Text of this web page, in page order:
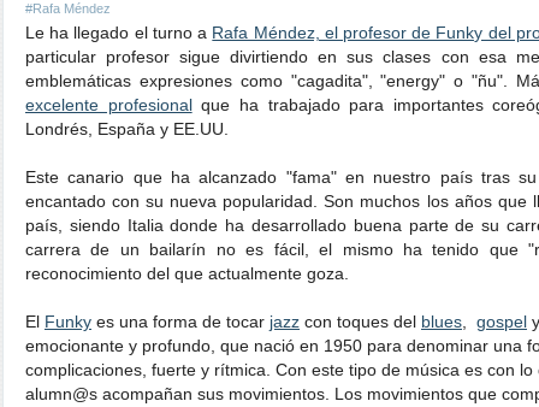
#Rafa Méndez
Le ha llegado el turno a Rafa Méndez, el profesor de Funky del
particular profesor sigue divirtiendo en sus clases con esa
emblemáticas expresiones como "cagadita", "energy" o "ñu".
excelente profesionalque ha trabajado para importantes
Londrés, España y EE.UU.
Este canario que ha alcanzado "fama" en nuestro país tras
encantado con su nueva popularidad. Son muchos los años que
país, siendo Italia donde ha desarrollado buena parte de su
carrera de un bailarín no es fácil, el mismo ha tenido que
reconocimiento del que actualmente goza.
El Funky es una forma de tocar jazz con toques del blues gospel
emocionante y profundo, que nació en 1950 para denominar una
complicaciones, fuerte y rítmica. Con este tipo de música es con
alumn@s acompañan sus movimientos. Los movimientos que